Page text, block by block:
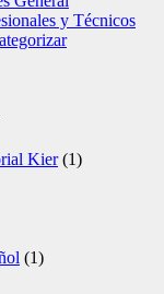
y Técnicos
Kier (1)
(1)